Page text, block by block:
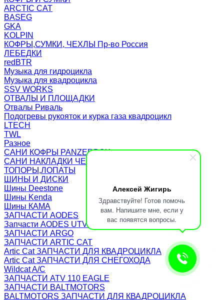
Алексей Жигирь
Здравствуйте! Готов помочь
вам. Напишите мне, если у
вас появятся вопросы.
ARCTIC CAT
BASEG
GKA
KOLPIN
КОФРЫ,СУМКИ, ЧЕХЛЫ Пр-во Россия
ЛЕБЕДКИ
redBTR
Музыка для гидроцикла
Музыка для квадроцикла
SSV WORKS
ОТВАЛЫ И ПЛОЩАДКИ
Отвалы Риваль
Подогревы рукояток и курка газа квадроцикл
LTECH
TWL
Разное
САНИ КОФРЫ PANZERBOX
САНИ НАКЛАДКИ ЧЕХЛЫ Бьюско
ТОПОРЫ,ЛОПАТЫ
ШИНЫ И ДИСКИ
Шины Deestone
Шины Kenda
Шины КАМА
ЗАПЧАСТИ AODES
Запчасти AODES UTV/SSV
ЗАПЧАСТИ ARGO
ЗАПЧАСТИ ARTIC CAT
Artic Cat ЗАПЧАСТИ ДЛЯ КВАДРОЦИКЛА
Artic Cat ЗАПЧАСТИ ДЛЯ СНЕГОХОДА
Wildcat A/C
ЗАПЧАСТИ ATV 110 EAGLE
ЗАПЧАСТИ BALTMOTORS
BALTMOTORS ЗАПЧАСТИ ДЛЯ КВАДРОЦИКЛА